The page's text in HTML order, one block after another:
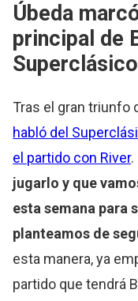
Úbeda
principal de
Tras el gran triunfo
habló del
el partido con River.
jugarlo y que
esta semana para
planteamos de
esta manera, ya
partido que tendrá